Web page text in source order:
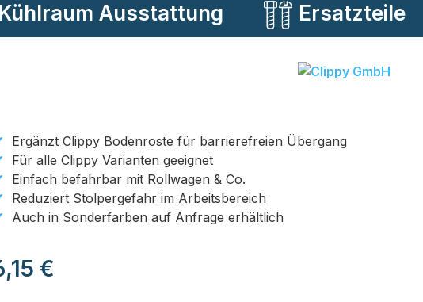
Kühlraum Ausstattung Ersatzteile
Ergänzt Clippy Bodenroste für barrierefreien Übergang
Für alle Clippy Varianten geeignet
Einfach befahrbar mit Rollwagen & Co.
Reduziert Stolpergefahr im Arbeitsbereich
Auch in Sonderfarben auf Anfrage erhältlich
Preis:
€